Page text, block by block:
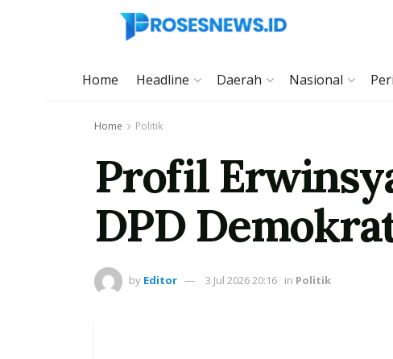
Home Headline Daerah Nasional
Home Politik
Profil
DPD
by Editor 3 Jul 2026 20:16 in Politik